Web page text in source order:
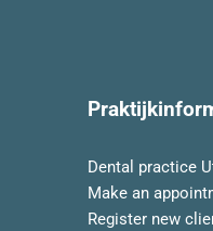
Dental practice
Make an
Register new